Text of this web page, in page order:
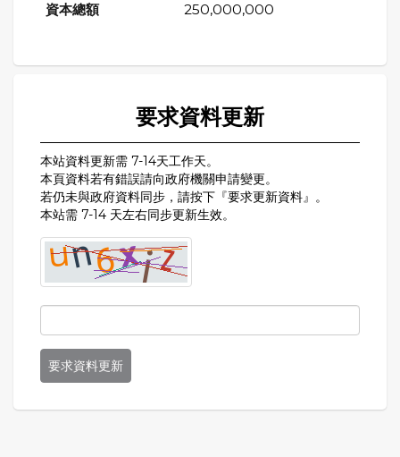
250,000,000
要求資料更新
本站資料更新需 7-14天工作天。
本頁資料若有錯誤請向政府機關申請變更。
若仍未與政府資料同步，請按下『要求更新資料』。
本站需 7-14 天左右同步更新生效。
要求資料更新